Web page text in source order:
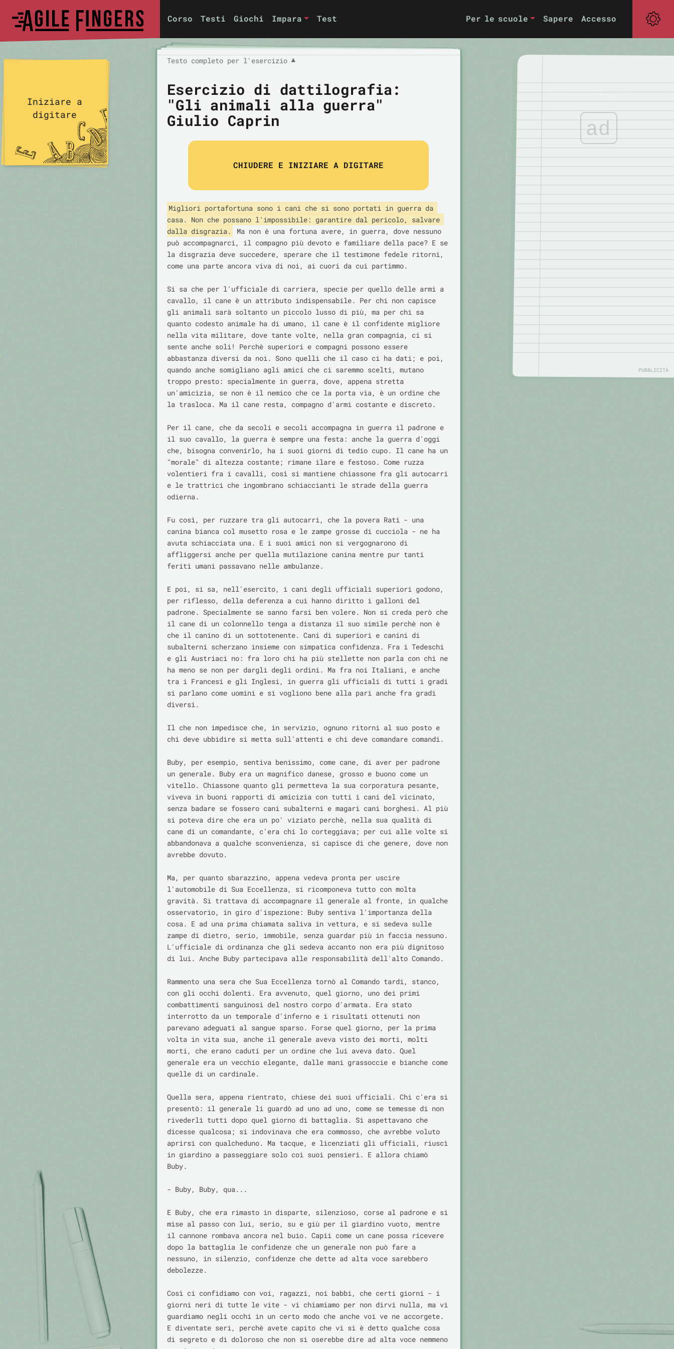
Corso Testi Giochi Impara Test Per le scuole Sapere Accesso
Testo completo per l'esercizio ▼
Esercizio di dattilografia:
"Gli animali alla guerra"
Giulio Caprin
CHIUDERE E INIZIARE A DIGITARE
Migliori portafortuna sono i cani che si sono portati in guerra da
casa. Non che possano l'impossibile: garantire dal pericolo, salvare
dalla disgrazia.
Ma non è una fortuna avere, in guerra, dove nessuno
può accompagnarci, il compagno più devoto e familiare della pace? E se
la disgrazia deve succedere, sperare che il testimone fedele ritorni,
come una parte ancora viva di noi, ai cuori da cui partimmo.
Si sa che per l'ufficiale di carriera, specie per quello delle armi a
cavallo, il cane è un attributo indispensabile. Per chi non capisce
gli animali sarà soltanto un piccolo lusso di più, ma per chi sa
quanto codesto animale ha di umano, il cane è il confidente migliore
nella vita militare, dove tante volte, nella gran compagnia, ci si
sente anche soli! Perchè superiori e compagni possono essere
abbastanza diversi da noi. Sono quelli che il caso ci ha dati; e poi,
quando anche somigliano agli amici che ci saremmo scelti, mutano
troppo presto: specialmente in guerra, dove, appena stretta
un'amicizia, se non è il nemico che ce la porta via, è un ordine che
la trasloca. Ma il cane resta, compagno d'armi costante e discreto.
Per il cane, che da secoli e secoli accompagna in guerra il padrone e
il suo cavallo, la guerra è sempre una festa: anche la guerra d'oggi
che, bisogna convenirlo, ha i suoi giorni di tedio cupo. Il cane ha un
"morale" di altezza costante; rimane ilare e festoso. Come ruzza
volentieri fra i cavalli, così si mantiene chiassone fra gli autocarri
e le trattrici che ingombrano schiaccianti le strade della guerra
odierna.
Fu così, per ruzzare tra gli autocarri, che la povera Rati - una
canina bianca col musetto rosa e le zampe grosse di cucciola - ne ha
avuta schiacciata una. E i suoi amici non si vergognarono di
affliggersi anche per quella mutilazione canina mentre pur tanti
feriti umani passavano nelle ambulanze.
E poi, si sa, nell'esercito, i cani degli ufficiali superiori godono,
per riflesso, della deferenza a cui hanno diritto i galloni del
padrone. Specialmente se sanno farsi ben volere. Non si creda però che
il cane di un colonnello tenga a distanza il suo simile perchè non è
che il canino di un sottotenente. Cani di superiori e canini di
subalterni scherzano insieme con simpatica confidenza. Fra i Tedeschi
e gli Austriaci no: fra loro chi ha più stellette non parla con chi ne
ha meno se non per dargli degli ordini. Ma fra noi Italiani, e anche
tra i Francesi e gli Inglesi, in guerra gli ufficiali di tutti i gradi
si parlano come uomini e si vogliono bene alla pari anche fra gradi
diversi.
Il che non impedisce che, in servizio, ognuno ritorni al suo posto e
chi deve ubbidire si metta sull'attenti e chi deve comandare comandi.
Buby, per esempio, sentiva benissimo, come cane, di aver per padrone
un generale. Buby era un magnifico danese, grosso e buono come un
vitello. Chiassone quanto gli permetteva la sua corporatura pesante,
viveva in buoni rapporti di amicizia con tutti i cani del vicinato,
senza badare se fossero cani subalterni e magari cani borghesi. Al più
si poteva dire che era un po' viziato perchè, nella sua qualità di
cane di un comandante, c'era chi lo corteggiava; per cui alle volte si
abbandonava a qualche sconvenienza, si capisce di che genere, dove non
avrebbe dovuto.
Ma, per quanto sbarazzino, appena vedeva pronta per uscire
l'automobile di Sua Eccellenza, si ricomponeva tutto con molta
gravità. Si trattava di accompagnare il generale al fronte, in qualche
osservatorio, in giro d'ispezione: Buby sentiva l'importanza della
cosa. E ad una prima chiamata saliva in vettura, e si sedeva sulle
zampe di dietro, serio, immobile, senza guardar più in faccia nessuno.
L'ufficiale di ordinanza che gli sedeva accanto non era più dignitoso
di lui. Anche Buby partecipava alle responsabilità dell'alto Comando.
Rammento una sera che Sua Eccellenza tornò al Comando tardi, stanco,
con gli occhi dolenti. Era avvenuto, quel giorno, uno dei primi
combattimenti sanguinosi del nostro corpo d'armata. Era stato
interrotto da un temporale d'inferno e i risultati ottenuti non
parevano adeguati al sangue sparso. Forse quel giorno, per la prima
volta in vita sua, anche il generale aveva visto dei morti, molti
morti, che erano caduti per un ordine che lui aveva dato. Quel
generale era un vecchio elegante, dalle mani grassoccie e bianche come
quelle di un cardinale.
Quella sera, appena rientrato, chiese dei suoi ufficiali. Chi c'era si
presentò: il generale li guardò ad uno ad uno, come se temesse di non
rivederli tutti dopo quel giorno di battaglia. Si aspettavano che
dicesse qualcosa; si indovinava che era commosso, che avrebbe voluto
aprirsi con qualcheduno. Ma tacque, e licenziati gli ufficiali, riuscì
in giardino a passeggiare solo coi suoi pensieri. E allora chiamò
Buby.
- Buby, Buby, qua...
E Buby, che era rimasto in disparte, silenzioso, corse al padrone e si
mise al passo con lui, serio, su e giù per il giardino vuoto, mentre
il cannone rombava ancora nel buio. Capii come un cane possa ricevere
dopo la battaglia le confidenze che un generale non può fare a
nessuno, in silenzio, confidenze che dette ad alta voce sarebbero
debolezze.
Così ci confidiamo con voi, ragazzi, noi babbi, che certi giorni - i
giorni neri di tutte le vite - vi chiamiamo per non dirvi nulla, ma vi
guardiamo negli occhi in un certo modo che anche voi ve ne accorgete.
E diventate seri, perchè avete capito che vi si è detto qualche cosa
di segreto e di doloroso che non si oserebbe dire ad alta voce nemmeno
ad
PUBBLICITÀ
Iniziare a
digitare